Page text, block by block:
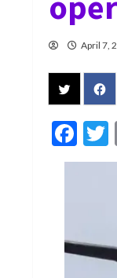
April 7,